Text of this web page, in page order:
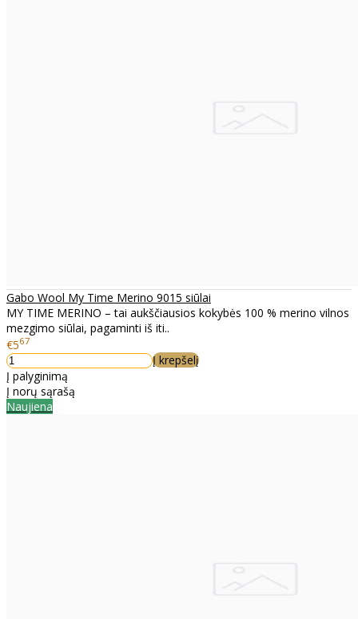
Gabo Wool My Time Merino 9015 siūlai
MY TIME MERINO – tai aukščiausios kokybės 100 % merino vilnos
mezgimo siūlai, pagaminti iš iti..
€567
Į krepšelį
Į palyginimą
Į norų sąrašą
Naujiena